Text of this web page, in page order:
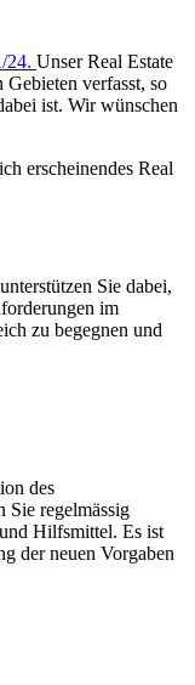
24. Unser Real Estate
verfasst, so
ist. Wir wünschen
erscheinendes Real
unterstützen Sie dabei,
im
zu begegnen und
des
Sie regelmässig
Hilfsmittel. Es ist
der neuen Vorgaben